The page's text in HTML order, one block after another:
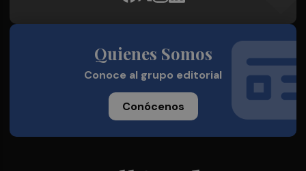
Quienes Somos
Conoce al grupo editorial
Conócenos